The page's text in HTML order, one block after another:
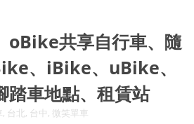
oBike共享自行車、隨
、iBike、uBike、
踏車地點、租賃站
台北, 台中, 微笑單車